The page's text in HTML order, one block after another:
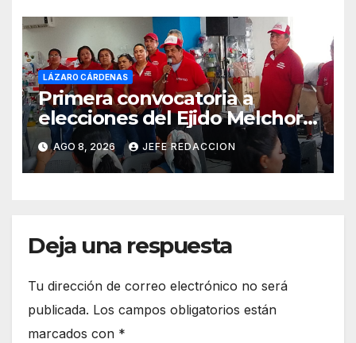
LÁZARO CÁRDENAS
Primera convocatoria a
elecciones del Ejido Melchor
Ocampo en Lázaro Cárdenas
el domingo
AGO 8, 2026 JEFE REDACCION
Deja una respuesta
Tu dirección de correo electrónico no será
publicada. Los campos obligatorios están
marcados con *